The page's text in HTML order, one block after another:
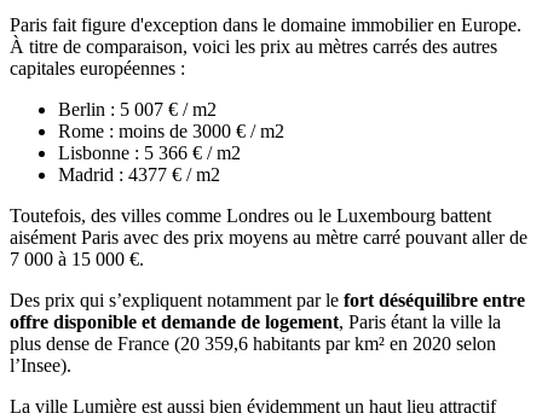
Paris fait figure d'exception dans le domaine immobilier en Europe.
À titre de comparaison, voici les prix au mètres carrés des autres
capitales européennes :
Berlin : 5 007 € / m2
Rome : moins de 3000 € / m2
Lisbonne : 5 366 € / m2
Madrid : 4377 € / m2
Toutefois, des villes comme Londres ou le Luxembourg battent
aisément Paris avec des prix moyens au mètre carré pouvant aller de
7 000 à 15 000 €.
Des prix qui s’expliquent notamment par le fort déséquilibre entre
offre disponible et demande de logement, Paris étant la ville la
plus dense de France (20 359,6 habitants par km² en 2020 selon
l’Insee).
La ville Lumière est aussi bien évidemment un haut lieu attractif